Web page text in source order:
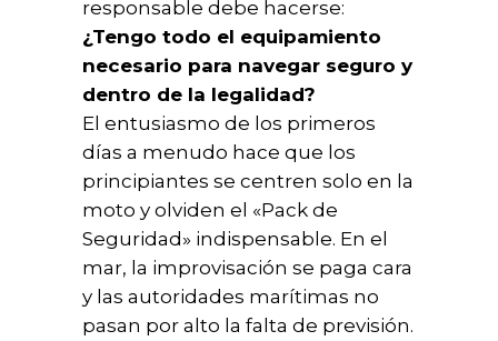
responsable debe hacerse:
¿Tengo todo el equipamiento
necesario para navegar seguro y
dentro de la legalidad?
El entusiasmo de los primeros
días a menudo hace que los
principiantes se centren solo en la
moto y olviden el «Pack de
Seguridad» indispensable. En el
mar, la improvisación se paga cara
y las autoridades marítimas no
pasan por alto la falta de previsión.